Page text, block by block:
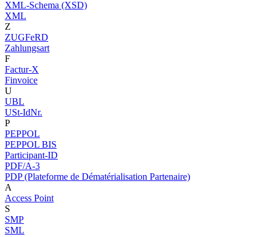
XML-Schema (XSD)
XML
Z
ZUGFeRD
Zahlungsart
F
Factur-X
Finvoice
U
UBL
USt-IdNr.
P
PEPPOL
PEPPOL BIS
Participant-ID
PDF/A-3
PDP (Plateforme de Dématérialisation Partenaire)
A
Access Point
S
SMP
SML